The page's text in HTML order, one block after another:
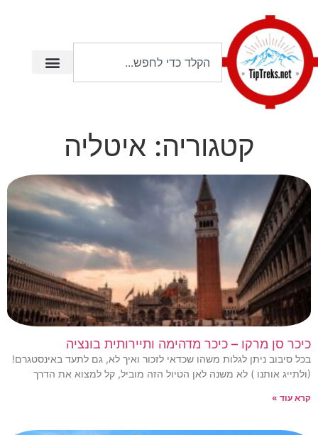
קטגוריה: איטליה
כיכר סן מרקו – כיכר מדהימה ותיירותית בונציה
בכל סיבוב ניתן לגלות משהו שכדאי לזכור ואיך לא, גם לתעד באינסטגרם!
(ולתייג אותנו ) לא משנה לאן הטיול הזה מוביל, קל למצוא את הדרך
קרא עוד »